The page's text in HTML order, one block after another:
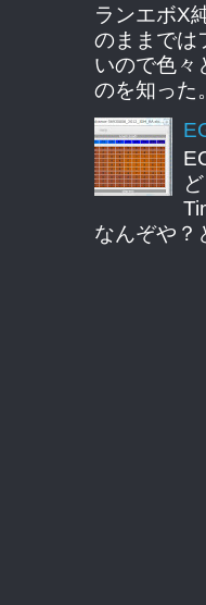
ランエボX
のままでは
いので色々
のを知った
なんぞや？